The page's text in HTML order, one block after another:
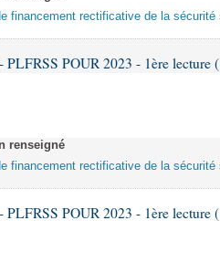
financement rectificative de la sécurité
POUR 2023 - 1ère lecture
renseigné
financement rectificative de la sécurité
POUR 2023 - 1ère lecture